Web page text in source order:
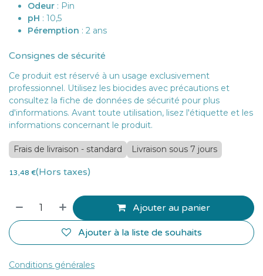
Odeur : Pin
pH : 10,5
Péremption : 2 ans
Consignes de sécurité
Ce produit est réservé à un usage exclusivement
professionnel. Utilisez les biocides avec précautions et
consultez la fiche de données de sécurité pour plus
d'informations. Avant toute utilisation, lisez l'étiquette et les
informations concernant le produit.
Frais de livraison - standard Livraison sous 7 jours
13,48 €(Hors taxes)
Ajouter au panier
Ajouter à la liste de souhaits
Conditions générales